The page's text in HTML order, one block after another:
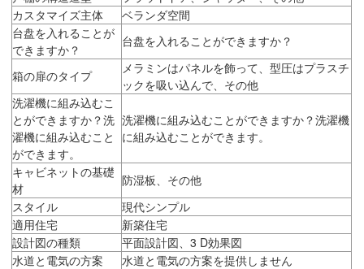
カスタマイズ主体
ベランダ空間
台盘を入れることが
できますか？
台盘を入れることができますか？
箱の扉のタイプ
メラミンはパネルを飾って、型圧はプラスチ
ックを吸い込んで、その他
洗濯機に組み込むこ
とができますか？洗
濯機に組み込むこと
ができます。
洗濯機に組み込むことができますか？洗濯機
に組み込むことができます。
キャビネットの基礎
材
防湿板、その他
スタイル
現代シンプル
適用住宅
新築住宅
設計図の種類
平面設計図、3 D効果図
水道と電気の方案
水道と電気の方案を提供しません